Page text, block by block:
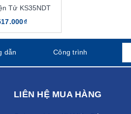
Ngoài ra, két sắt còn được bảo
hợp nhất
Điều này đến từ việc sản phẩm
số kinh nghiệm mua két sắt sau
hợp. Ví dụ như với các gia đình
Tử KS35NDT
dẫn Công trình
LIÊN HỆ MUA HÀNG